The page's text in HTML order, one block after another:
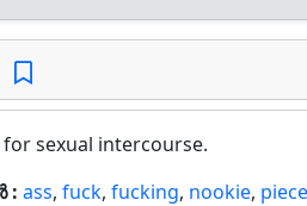
for sexual intercourse.
: ass, fuck, fucking, nookie,